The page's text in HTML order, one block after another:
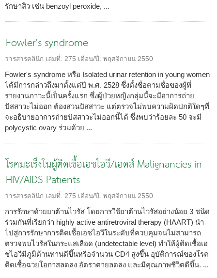
รักษาสิว เช่น benzoyl peroxide, ...
Fowler's syndrome
วารสารคลินิก เล่มที่: 275 เดือน/ปี: พฤศจิกายน 2550
Fowler's syndrome หรือ Isolated urinar retention in young women
ได้มีการกล่าวถึงมาตั้งแต่ปี พ.ศ. 2528 ซึ่งตั้งชื่อตามชื่อของผู้ที่
รายงานภาวะนี้เป็นครั้งแรก ซึ่งผู้ป่วยหญิงกลุ่มนี้จะมีอาการถ่าย
ปัสสาวะไม่ออก ต้องสวนปัสสาวะ แต่ตรวจไม่พบความผิดปกติใดๆที่
จะอธิบายอาการถ่ายปัสสาวะไม่ออกนี้ได้ ซึ่งพบว่าร้อยละ 50 จะมี
polycystic ovary ร่วมด้วย ...
โรคมะเร็งในผู้ติดเชื้อเอชไอวี/เอดส์ Malignancies in
HIV/AIDS Patients
วารสารคลินิก เล่มที่: 275 เดือน/ปี: พฤศจิกายน 2550
การรักษาด้วยยาต้านไวรัส โดยการใช้ยาต้านไวรัสอย่างน้อย 3 ชนิด
ร่วมกันที่เรียกว่า highly active antiretroviral therapy (HAART) นำ
ไปสู่การรักษาการติดเชื้อเอชไอวีในระดับที่ควบคุมจนไม่สามารถ
ตรวจพบไวรัสในกระแสเลือด (undetectable level) ทำให้ผู้ติดเชื้อเอ
ชไอวีมีภูมิต้านทานดีขึ้นหรือจำนวน CD4 สูงขึ้น อุบัติการณ์ของโรค
ติดเชื้อฉวยโอกาสลดลง อัตราตายลดลง และมีคุณภาพชีวิตดีขึ้น. ...